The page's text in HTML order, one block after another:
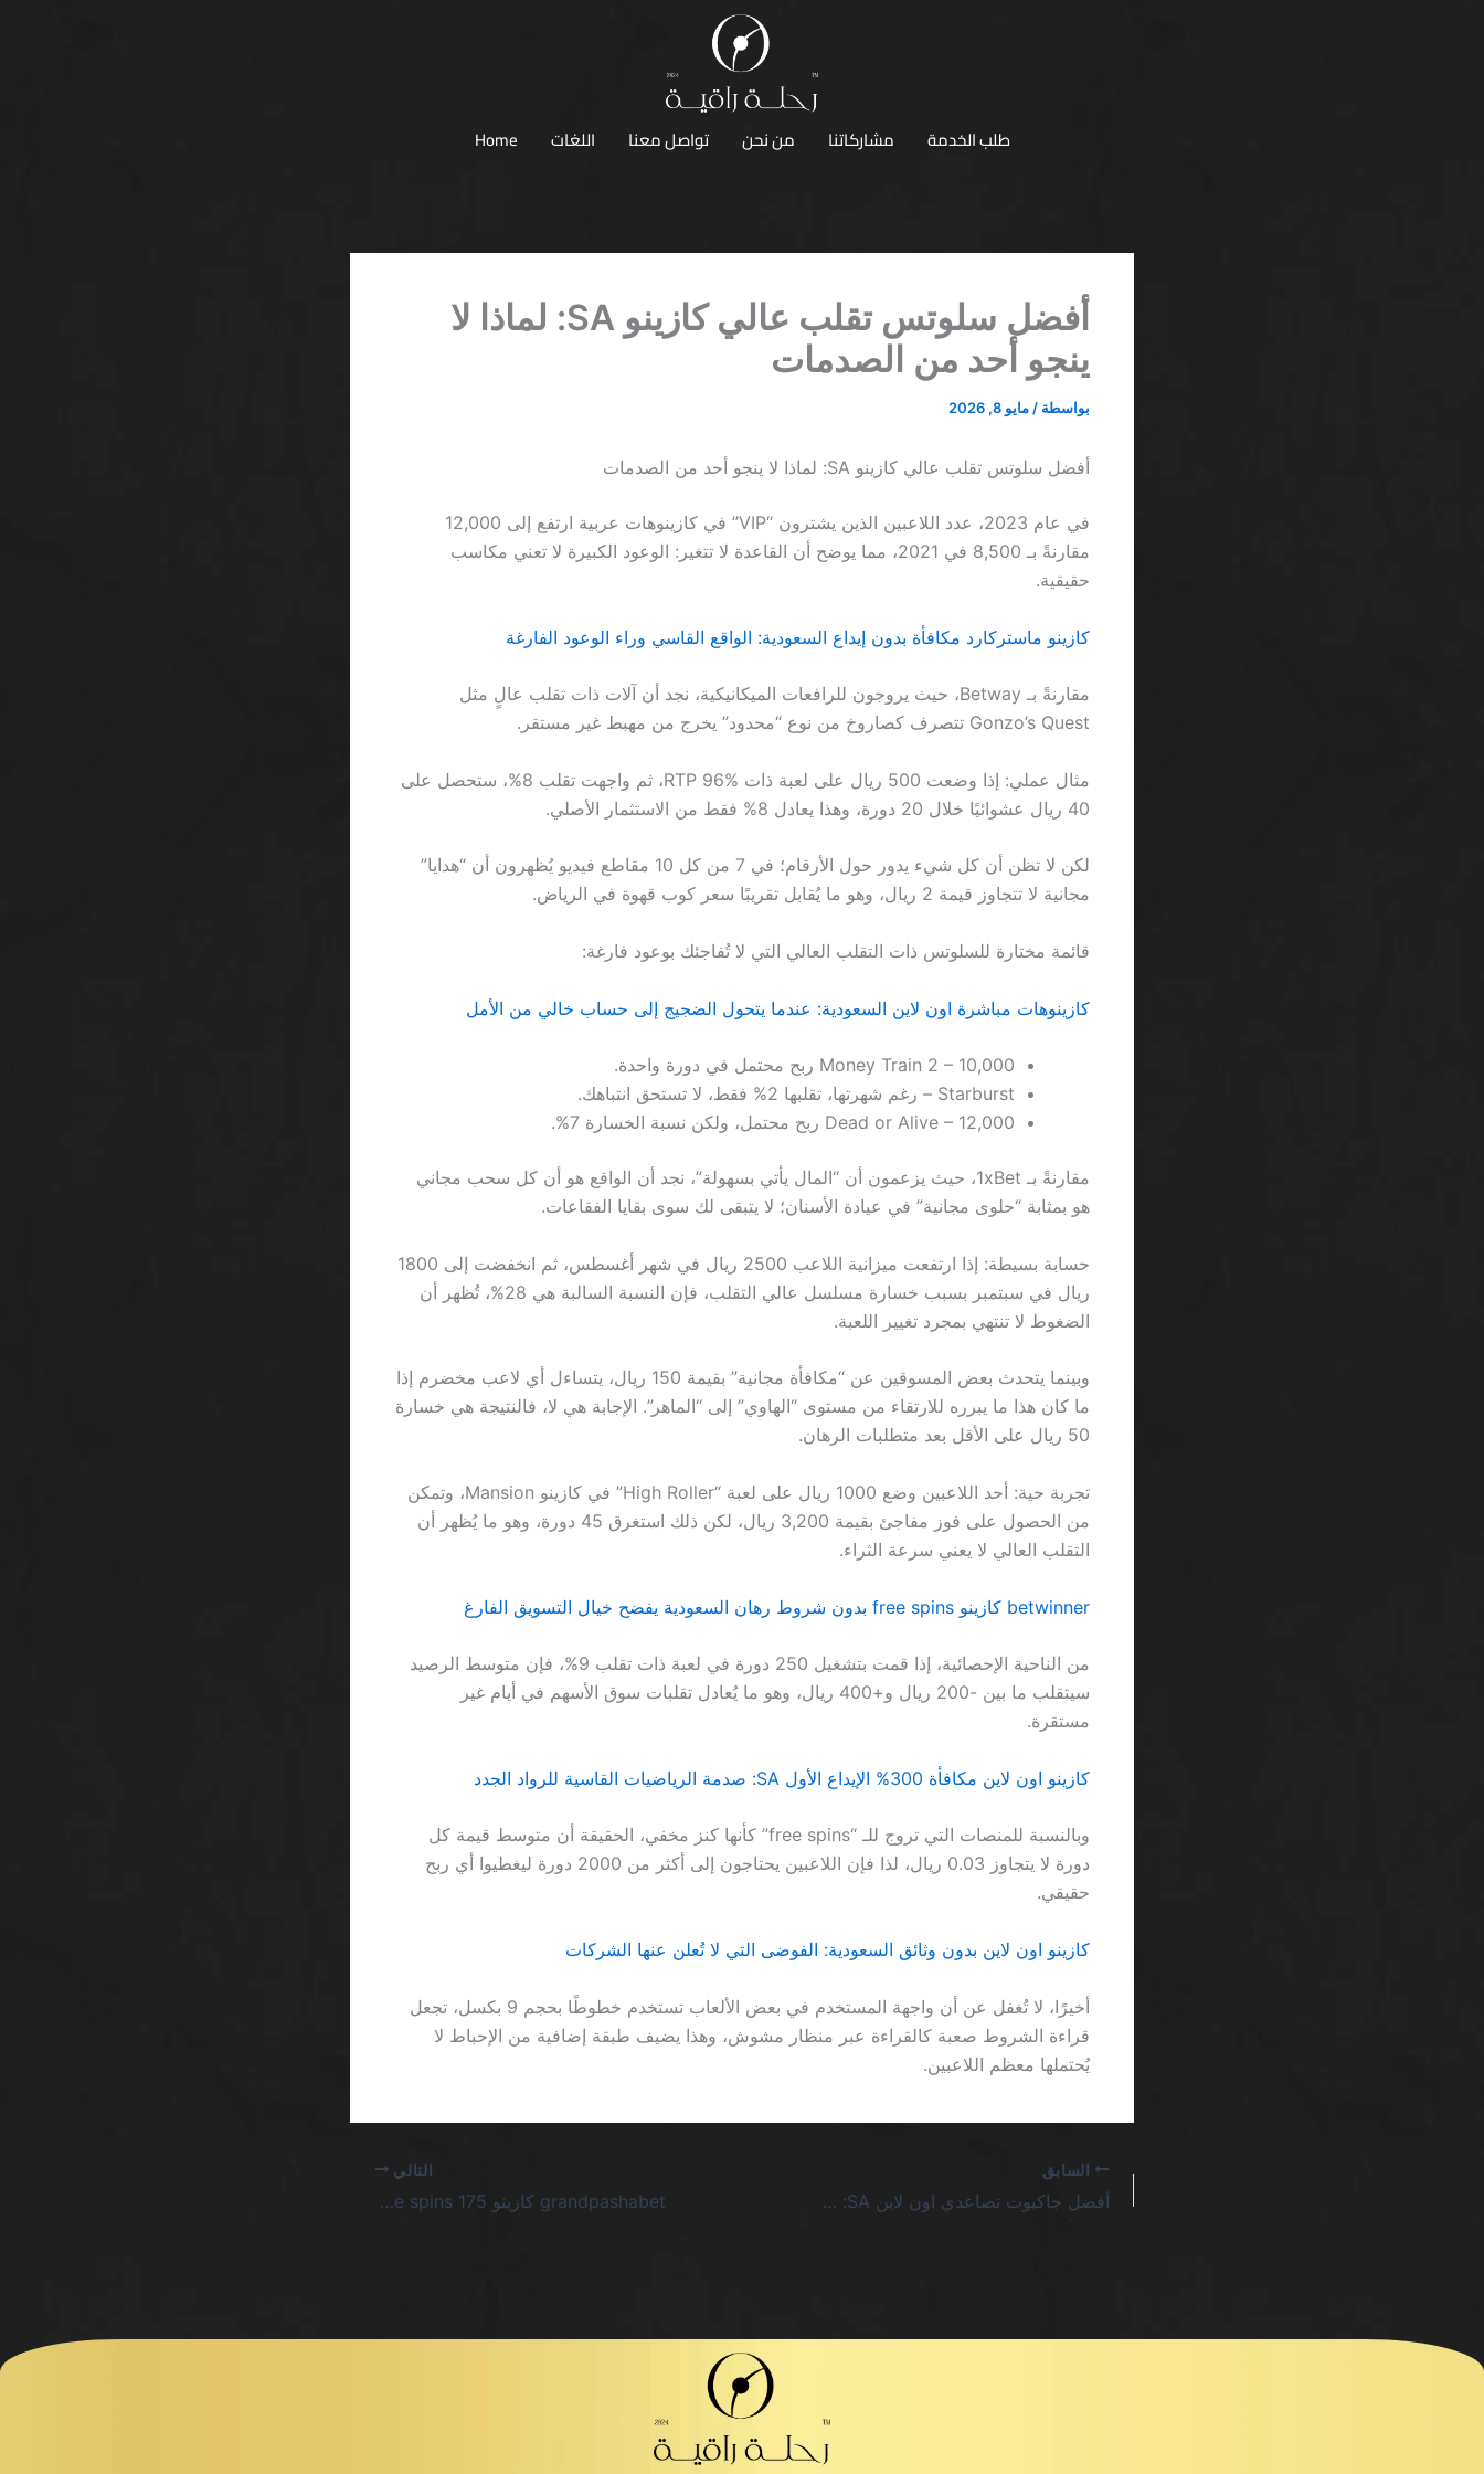
طلب الخدمة مشاركاتنا من نحن تواصل معنا اللغات Home
أفضل سلوتس تقلب عالي كازينو SA: لماذا لا
ينجو أحد من الصدمات
بواسطة / مايو 8, 2026
أفضل سلوتس تقلب عالي كازينو SA: لماذا لا ينجو أحد من الصدمات
في عام 2023، عدد اللاعبين الذين يشترون “VIP” في كازينوهات عربية ارتفع إلى 12,000
مقارنةً بـ 8,500 في 2021، مما يوضح أن القاعدة لا تتغير: الوعود الكبيرة لا تعني مكاسب
حقيقية.
كازينو ماستركارد مكافأة بدون إيداع السعودية: الواقع القاسي وراء الوعود الفارغة
مقارنةً بـ Betway، حيث يروجون للرافعات الميكانيكية، نجد أن آلات ذات تقلب عالٍ مثل
Gonzo’s Quest تتصرف كصاروخ من نوع “محدود” يخرج من مهبط غير مستقر.
مثال عملي: إذا وضعت 500 ريال على لعبة ذات RTP 96%، ثم واجهت تقلب 8%، ستحصل على
40 ريال عشوائيًا خلال 20 دورة، وهذا يعادل 8% فقط من الاستثمار الأصلي.
لكن لا تظن أن كل شيء يدور حول الأرقام؛ في 7 من كل 10 مقاطع فيديو يُظهرون أن “هدايا”
مجانية لا تتجاوز قيمة 2 ريال، وهو ما يُقابل تقريبًا سعر كوب قهوة في الرياض.
قائمة مختارة للسلوتس ذات التقلب العالي التي لا تُفاجئك بوعود فارغة:
كازينوهات مباشرة اون لاين السعودية: عندما يتحول الضجيج إلى حساب خالي من الأمل
Money Train 2 – 10,000 ربح محتمل في دورة واحدة.
Starburst – رغم شهرتها، تقلبها 2% فقط، لا تستحق انتباهك.
Dead or Alive – 12,000 ربح محتمل، ولكن نسبة الخسارة 7%.
مقارنةً بـ 1xBet، حيث يزعمون أن “المال يأتي بسهولة”، نجد أن الواقع هو أن كل سحب مجاني
هو بمثابة “حلوى مجانية” في عيادة الأسنان؛ لا يتبقى لك سوى بقايا الفقاعات.
حسابة بسيطة: إذا ارتفعت ميزانية اللاعب 2500 ريال في شهر أغسطس، ثم انخفضت إلى 1800
ريال في سبتمبر بسبب خسارة مسلسل عالي التقلب، فإن النسبة السالبة هي 28%، تُظهر أن
الضغوط لا تنتهي بمجرد تغيير اللعبة.
وبينما يتحدث بعض المسوقين عن “مكافأة مجانية” بقيمة 150 ريال، يتساءل أي لاعب مخضرم إذا
ما كان هذا ما يبرره للارتقاء من مستوى “الهاوي” إلى “الماهر”. الإجابة هي لا، فالنتيجة هي خسارة
50 ريال على الأقل بعد متطلبات الرهان.
تجربة حية: أحد اللاعبين وضع 1000 ريال على لعبة “High Roller” في كازينو Mansion، وتمكن
من الحصول على فوز مفاجئ بقيمة 3,200 ريال، لكن ذلك استغرق 45 دورة، وهو ما يُظهر أن
التقلب العالي لا يعني سرعة الثراء.
betwinner كازينو free spins بدون شروط رهان السعودية يفضح خيال التسويق الفارغ
من الناحية الإحصائية، إذا قمت بتشغيل 250 دورة في لعبة ذات تقلب 9%، فإن متوسط الرصيد
سيتقلب ما بين -200 ريال و+400 ريال، وهو ما يُعادل تقلبات سوق الأسهم في أيام غير
مستقرة.
كازينو اون لاين مكافأة 300% الإيداع الأول SA: صدمة الرياضيات القاسية للرواد الجدد
وبالنسبة للمنصات التي تروج للـ “free spins” كأنها كنز مخفي، الحقيقة أن متوسط قيمة كل
دورة لا يتجاوز 0.03 ريال، لذا فإن اللاعبين يحتاجون إلى أكثر من 2000 دورة ليغطيوا أي ربح
حقيقي.
كازينو اون لاين بدون وثائق السعودية: الفوضى التي لا تُعلن عنها الشركات
أخيرًا، لا تُغفل عن أن واجهة المستخدم في بعض الألعاب تستخدم خطوطًا بحجم 9 بكسل، تجعل
قراءة الشروط صعبة كالقراءة عبر منظار مشوش، وهذا يضيف طبقة إضافية من الإحباط لا
يُحتملها معظم اللاعبين.
السابق
أفضل جاكبوت تصاعدي اون لاين SA: صراخ الصمت خلف الوعود اللامعقولة
التالي
grandpashabet كازينو 175 free spins العب فوراً السعودية… مجرد خدعة رياضية للرصيد